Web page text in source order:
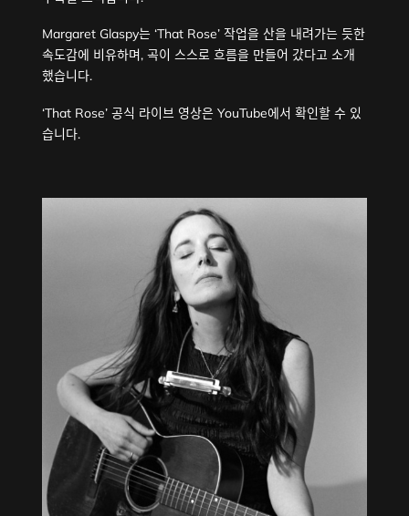
Margaret Glaspy는 ‘That Rose’ 작업을 산을 내려가는 듯한
속도감에 비유하며, 곡이 스스로 흐름을 만들어 갔다고 소개
했습니다.
‘That Rose’ 공식 라이브 영상은 YouTube에서 확인할 수 있
습니다.